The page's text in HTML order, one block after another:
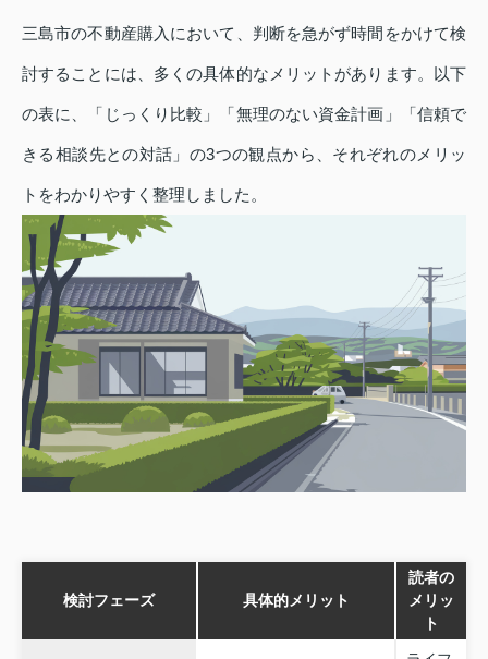
三島市の不動産購入において、判断を急がず時間をかけて検
討することには、多くの具体的なメリットがあります。以下
の表に、「じっくり比較」「無理のない資金計画」「信頼で
きる相談先との対話」の3つの観点から、それぞれのメリッ
トをわかりやすく整理しました。
検討フェーズ 具体的メリット
読者の
メリッ
ト